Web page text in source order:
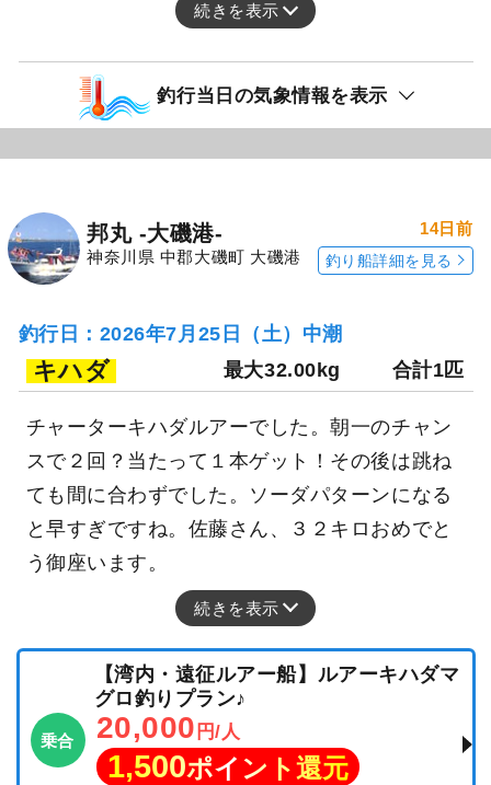
続きを表示
釣行当日の気象情報を表示
邦丸 -大磯港-
神奈川県 中郡大磯町 大磯港
14日前
釣り船詳細を見る
釣行日：2026年7月25日（土）中潮
キハダ 最大32.00kg 合計1匹
チャーターキハダルアーでした。朝一のチャン
スで２回？当たって１本ゲット！その後は跳ね
ても間に合わずでした。ソーダパターンになる
と早すぎですね。佐藤さん、３２キロおめでと
う御座います。
続きを表示
乗合
【湾内・遠征ルアー船】ルアーキハダマ
グロ釣りプラン♪
20,000 円/人
1,500ポイント還元